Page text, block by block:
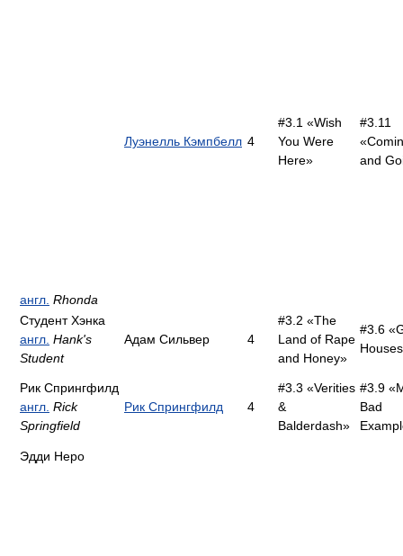
англ. Rhonda
Луэнелль Кэмпбелл 4
#3.1 «Wish
You Were
Here»
#3.11
and
Студент Хэнка
англ. Hank's
Student
Адам Сильвер 4
#3.2 «The
Land of Rape
and Honey»
#3.6
Рик Спрингфилд
англ. Rick
Springfield
Рик Спрингфилд 4
#3.3 «Verities
&
Balderdash»
#3.9
Bad
Эдди Неро